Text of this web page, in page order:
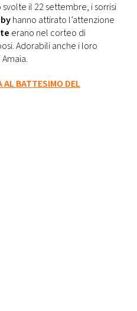
il 22 settembre, i sorrisi
hanno attirato l’attenzione
erano nel corteo di
Adorabili anche i loro
AL BATTESIMO DEL